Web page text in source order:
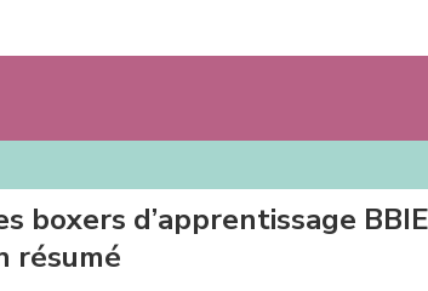
boxers d’apprentissage
résumé